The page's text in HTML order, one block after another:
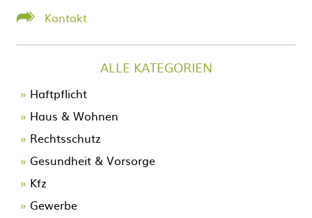
Kontakt
ALLE KATEGORIEN
Navigation
überspringen
Haftpflicht
Haus & Wohnen
Rechtsschutz
Gesundheit & Vorsorge
Kfz
Gewerbe